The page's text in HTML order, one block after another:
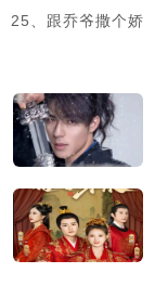
25、跟乔爷撒个娇